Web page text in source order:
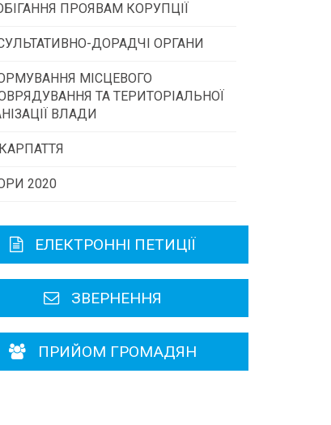
конкурси МТД
ПРОЯВАМ КОРУПЦІЇ
ДОРАДЧІ ОРГАНИ
рада
МІСЦЕВОГО
ТА ТЕРИТОРІАЛЬНОЇ
ВЛАДИ
довідка
області
міські ради
2020
ЕЛЕКТРОННІ ПЕТИЦІЇ
ЗВЕРНЕННЯ
ПРИЙОМ ГРОМАДЯН